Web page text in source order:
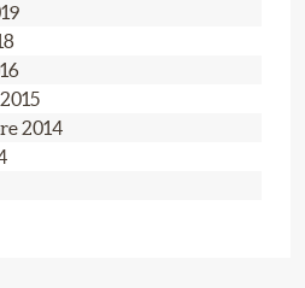
2014